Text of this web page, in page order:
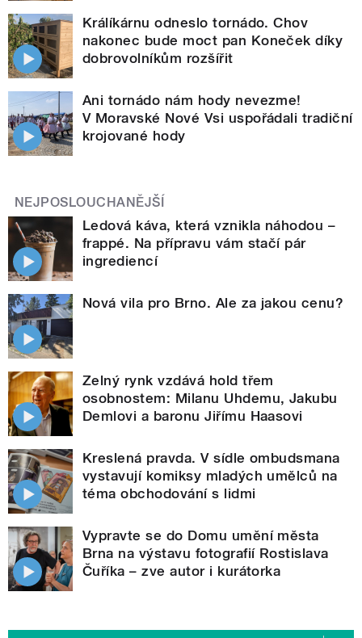
Králíkárnu odneslo tornádo. Chov
nakonec bude moct pan Koneček díky
dobrovolníkům rozšířit
Ani tornádo nám hody nevezme!
V Moravské Nové Vsi uspořádali tradiční
krojované hody
NEJPOSLOUCHANĚJŠÍ
Ledová káva, která vznikla náhodou –
frappé. Na přípravu vám stačí pár
ingrediencí
Nová vila pro Brno. Ale za jakou cenu?
Zelný rynk vzdává hold třem
osobnostem: Milanu Uhdemu, Jakubu
Demlovi a baronu Jiřímu Haasovi
Kreslená pravda. V sídle ombudsmana
vystavují komiksy mladých umělců na
téma obchodování s lidmi
Vypravte se do Domu umění města
Brna na výstavu fotografií Rostislava
Čuříka – zve autor i kurátorka